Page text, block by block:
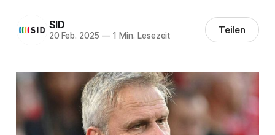
SID
20 Feb. 2025 —1 Min. Lesezeit Teilen